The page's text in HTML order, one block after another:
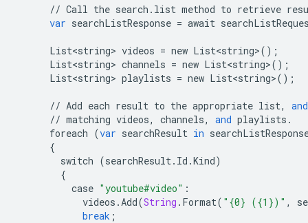
// Call the search . list method to retrieve
var searchListResponse = await
List<string> videos = new List<string>();
List<string> channels = new List<string>();
List<string> playlists = new List<string>();
// Add each result to the appropriate list,
and
// matching videos, channels, and playlists .
foreach (var searchResult in
{
switch (searchResult. Id .Kind)
{
case "youtube#video" :
videos .Add(String . Format( "{0} ({1})" ,
break ;